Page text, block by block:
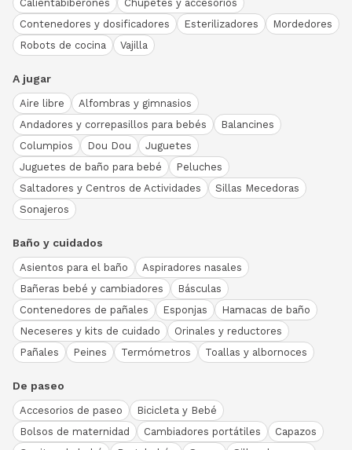
Calientabiberones
Chupetes y accesorios
Contenedores y dosificadores
Esterilizadores
Mordedores
Robots de cocina
Vajilla
A jugar
Aire libre
Alfombras y gimnasios
Andadores y correpasillos para bebés
Balancines
Columpios
Dou Dou
Juguetes
Juguetes de baño para bebé
Peluches
Saltadores y Centros de Actividades
Sillas Mecedoras
Sonajeros
Baño y cuidados
Asientos para el baño
Aspiradores nasales
Bañeras bebé y cambiadores
Básculas
Contenedores de pañales
Esponjas
Hamacas de baño
Neceseres y kits de cuidado
Orinales y reductores
Pañales
Peines Termómetros Toallas y albornoces
De paseo
Accesorios de paseo
Bicicleta y Bebé
Bolsos de maternidad
Cambiadores portátiles
Capazos